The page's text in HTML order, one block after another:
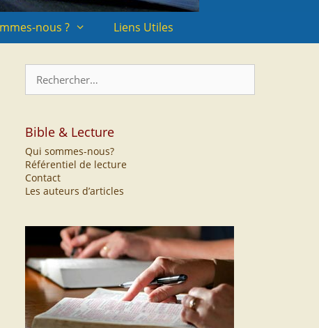
nous ? Liens Utiles
Rechercher :
Bible & Lecture
Qui sommes-nous?
Référentiel de lecture
Contact
Les auteurs d’articles